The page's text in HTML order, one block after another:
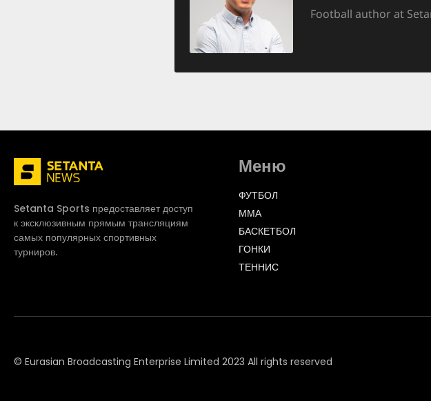
Football author at
Setanta Sports предоставляет доступ
к эксклюзивным прямым трансляциям
самых популярных спортивных
турниров.
Меню
ФУТБОЛ
ММА
БАСКЕТБОЛ
ГОНКИ
ТЕННИС
© Eurasian Broadcasting Enterprise Limited 2023 All rights reserved